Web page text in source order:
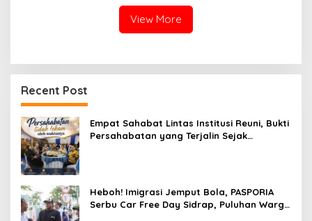
View More
Recent Post
Empat Sahabat Lintas Institusi Reuni, Bukti
Persahabatan yang Terjalin Sejak
Heboh! Imigrasi Jemput Bola, PASPORIA
Serbu Car Free Day Sidrap, Puluhan Warga